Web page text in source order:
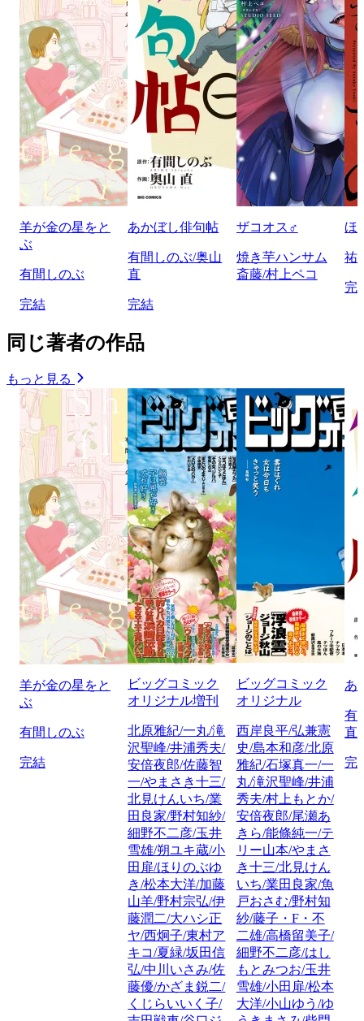
羊が金の星をと
ぶ
有間しのぶ
完結
あかぼし俳句帖
有間しのぶ/奥山
直
完結
ザコオス♂
焼き芋ハンサム
斎藤/村上ペコ
ほ
祐
完
同じ著者の作品
もっと見る
羊が金の星をと
ぶ
有間しのぶ
完結
ビッグコミック
オリジナル増刊
北原雅紀/一丸/滝
沢聖峰/井浦秀夫/
安倍夜郎/佐藤智
一/やまさき十三/
北見けんいち/業
田良家/野村知紗/
細野不二彦/玉井
雪雄/朔ユキ蔵/小
田扉/ほりのぶゆ
き/松本大洋/加藤
山羊/野村宗弘/伊
藤潤二/大ハシ正
ヤ/西炯子/東村ア
キコ/夏緑/坂田信
弘/中川いさみ/佐
藤優/かざま鋭二/
くじらいいく子/
ビッグコミック
オリジナル
西岸良平/弘兼憲
史/島本和彦/北原
雅紀/石塚真一/一
丸/滝沢聖峰/井浦
秀夫/村上もとか/
安倍夜郎/尾瀬あ
きら/能條純一/テ
リー山本/やまさ
き十三/北見けん
いち/業田良家/魚
戸おさむ/野村知
紗/藤子・F・不
二雄/高橋留美子/
細野不二彦/はし
もとみつお/玉井
雪雄/小田扉/松本
大洋/小山ゆう/ゆ
あ
有
直
完